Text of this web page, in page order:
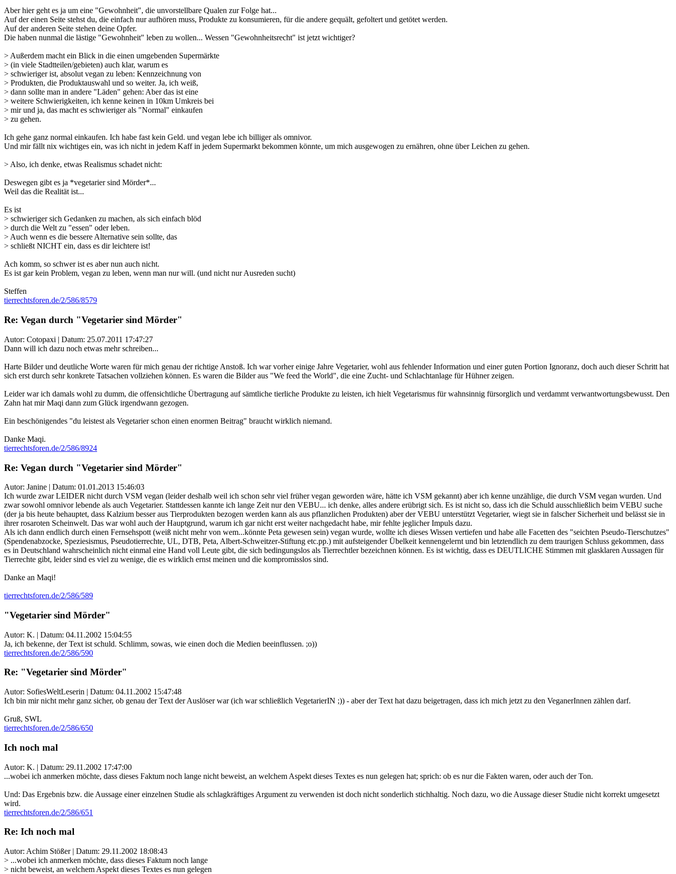
Aber hier geht es ja um eine "Gewohnheit", die unvorstellbare Qualen zur Folge hat...
Auf der einen Seite stehst du, die einfach nur aufhören muss, Produkte zu konsumieren, für die andere gequält, gefoltert und getötet werden.
Auf der anderen Seite stehen deine Opfer.
Die haben nunmal die lästige "Gewohnheit" leben zu wollen... Wessen "Gewohnheitsrecht" ist jetzt wichtiger?
> Außerdem macht ein Blick in die einen umgebenden Supermärkte
> (in viele Stadtteilen/gebieten) auch klar, warum es
> schwieriger ist, absolut vegan zu leben: Kennzeichnung von
> Produkten, die Produktauswahl und so weiter. Ja, ich weiß,
> dann sollte man in andere "Läden" gehen: Aber das ist eine
> weitere Schwierigkeiten, ich kenne keinen in 10km Umkreis bei
> mir und ja, das macht es schwieriger als "Normal" einkaufen
> zu gehen.
Ich gehe ganz normal einkaufen. Ich habe fast kein Geld. und vegan lebe ich billiger als omnivor.
Und mir fällt nix wichtiges ein, was ich nicht in jedem Kaff in jedem Supermarkt bekommen könnte, um mich ausgewogen zu ernähren, ohne über Leichen zu gehen.
> Also, ich denke, etwas Realismus schadet nicht:
Deswegen gibt es ja *vegetarier sind Mörder*...
Weil das die Realität ist...
Es ist
> schwieriger sich Gedanken zu machen, als sich einfach blöd
> durch die Welt zu "essen" oder leben.
> Auch wenn es die bessere Alternative sein sollte, das
> schließt NICHT ein, dass es dir leichtere ist!
Ach komm, so schwer ist es aber nun auch nicht.
Es ist gar kein Problem, vegan zu leben, wenn man nur will. (und nicht nur Ausreden sucht)
Steffen
tierrechtsforen.de/2/586/8579
Re: Vegan durch "Vegetarier sind Mörder"
Autor: Cotopaxi | Datum: 25.07.2011 17:47:27
Dann will ich dazu noch etwas mehr schreiben...
Harte Bilder und deutliche Worte waren für mich genau der richtige Anstoß. Ich war vorher einige Jahre Vegetarier, wohl aus fehlender Information und einer guten Portion Ignoranz, doch auch dieser Schritt hat
sich erst durch sehr konkrete Tatsachen vollziehen können. Es waren die Bilder aus "We feed the World", die eine Zucht- und Schlachtanlage für Hühner zeigen.
Leider war ich damals wohl zu dumm, die offensichtliche Übertragung auf sämtliche tierliche Produkte zu leisten, ich hielt Vegetarismus für wahnsinnig fürsorglich und verdammt verwantwortungsbewusst. Den
Zahn hat mir Maqi dann zum Glück irgendwann gezogen.
Ein beschönigendes "du leistest als Vegetarier schon einen enormen Beitrag" braucht wirklich niemand.
Danke Maqi.
tierrechtsforen.de/2/586/8924
Re: Vegan durch "Vegetarier sind Mörder"
Autor: Janine | Datum: 01.01.2013 15:46:03
Ich wurde zwar LEIDER nicht durch VSM vegan (leider deshalb weil ich schon sehr viel früher vegan geworden wäre, hätte ich VSM gekannt) aber ich kenne unzählige, die durch VSM vegan wurden. Und
zwar sowohl omnivor lebende als auch Vegetarier. Stattdessen kannte ich lange Zeit nur den VEBU... ich denke, alles andere erübrigt sich. Es ist nicht so, dass ich die Schuld ausschließlich beim VEBU suche
(der ja bis heute behauptet, dass Kalzium besser aus Tierprodukten bezogen werden kann als aus pflanzlichen Produkten) aber der VEBU unterstützt Vegetarier, wiegt sie in falscher Sicherheit und belässt sie in
ihrer rosaroten Scheinwelt. Das war wohl auch der Hauptgrund, warum ich gar nicht erst weiter nachgedacht habe, mir fehlte jeglicher Impuls dazu.
Als ich dann endlich durch einen Fernsehspott (weiß nicht mehr von wem...könnte Peta gewesen sein) vegan wurde, wollte ich dieses Wissen vertiefen und habe alle Facetten des "seichten Pseudo-Tierschutzes"
(Spendenabzocke, Speziesismus, Pseudotierrechte, UL, DTB, Peta, Albert-Schweitzer-Stiftung etc.pp.) mit aufsteigender Übelkeit kennengelernt und bin letztendlich zu dem traurigen Schluss gekommen, dass
es in Deutschland wahrscheinlich nicht einmal eine Hand voll Leute gibt, die sich bedingungslos als Tierrechtler bezeichnen können. Es ist wichtig, dass es DEUTLICHE Stimmen mit glasklaren Aussagen für
Tierrechte gibt, leider sind es viel zu wenige, die es wirklich ernst meinen und die kompromisslos sind.
Danke an Maqi!
tierrechtsforen.de/2/586/589
"Vegetarier sind Mörder"
Autor: K. | Datum: 04.11.2002 15:04:55
Ja, ich bekenne, der Text ist schuld. Schlimm, sowas, wie einen doch die Medien beeinflussen. ;o))
tierrechtsforen.de/2/586/590
Re: "Vegetarier sind Mörder"
Autor: SofiesWeltLeserin | Datum: 04.11.2002 15:47:48
Ich bin mir nicht mehr ganz sicher, ob genau der Text der Auslöser war (ich war schließlich VegetarierIN ;)) - aber der Text hat dazu beigetragen, dass ich mich jetzt zu den VeganerInnen zählen darf.
Gruß, SWL
tierrechtsforen.de/2/586/650
Ich noch mal
Autor: K. | Datum: 29.11.2002 17:47:00
...wobei ich anmerken möchte, dass dieses Faktum noch lange nicht beweist, an welchem Aspekt dieses Textes es nun gelegen hat; sprich: ob es nur die Fakten waren, oder auch der Ton.
Und: Das Ergebnis bzw. die Aussage einer einzelnen Studie als schlagkräftiges Argument zu verwenden ist doch nicht sonderlich stichhaltig. Noch dazu, wo die Aussage dieser Studie nicht korrekt umgesetzt
wird.
tierrechtsforen.de/2/586/651
Re: Ich noch mal
Autor: Achim Stößer | Datum: 29.11.2002 18:08:43
> ...wobei ich anmerken möchte, dass dieses Faktum noch lange
> nicht beweist, an welchem Aspekt dieses Textes es nun gelegen